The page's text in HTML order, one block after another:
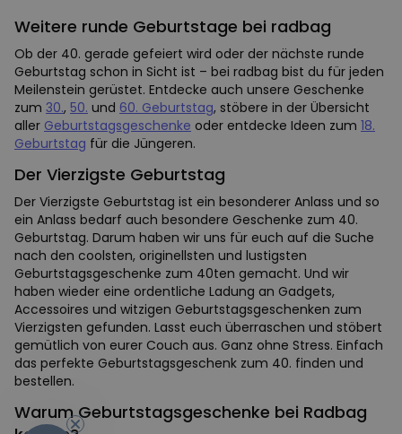
Weitere runde Geburtstage bei radbag
Ob der 40. gerade gefeiert wird oder der nächste runde
Geburtstag schon in Sicht ist – bei radbag bist du für jeden
Meilenstein gerüstet. Entdecke auch unsere Geschenke
zum 30., 50. und 60. Geburtstag, stöbere in der Übersicht
aller Geburtstagsgeschenke oder entdecke Ideen zum 18.
Geburtstag für die Jüngeren.
Der Vierzigste Geburtstag
Der Vierzigste Geburtstag ist ein besonderer Anlass und so
ein Anlass bedarf auch besondere Geschenke zum 40.
Geburtstag. Darum haben wir uns für euch auf die Suche
nach den coolsten, originellsten und lustigsten
Geburtstagsgeschenke zum 40ten gemacht. Und wir
haben wieder eine ordentliche Ladung an Gadgets,
Accessoires und witzigen Geburtstagsgeschenken zum
Vierzigsten gefunden. Lasst euch überraschen und stöbert
gemütlich von eurer Couch aus. Ganz ohne Stress. Einfach
das perfekte Geburtstagsgeschenk zum 40. finden und
bestellen.
Warum Geburtstagsgeschenke bei Radbag